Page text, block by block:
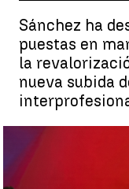
Sánchez ha
puestas en
la
nueva subida
Pedro Sánchez